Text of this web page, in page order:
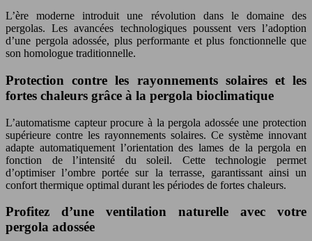
L’ère moderne introduit une révolution dans le domaine des
pergolas. Les avancées technologiques poussent vers l’adoption
d’une pergola adossée, plus performante et plus fonctionnelle que
son homologue traditionnelle.
Protection contre les rayonnements solaires et les
fortes chaleurs grâce à la pergola bioclimatique
L’automatisme capteur procure à la pergola adossée une protection
supérieure contre les rayonnements solaires. Ce système innovant
adapte automatiquement l’orientation des lames de la pergola en
fonction de l’intensité du soleil. Cette technologie permet
d’optimiser l’ombre portée sur la terrasse, garantissant ainsi un
confort thermique optimal durant les périodes de fortes chaleurs.
Profitez d’une ventilation naturelle avec votre
pergola adossée